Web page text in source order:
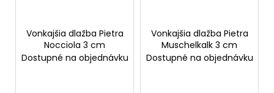
Vonkajšia dlažba Pietra
Nocciola 3 cm
Dostupné na objednávku
Vonkajšia dlažba Pietra
Muschelkalk 3 cm
Dostupné na objednávku